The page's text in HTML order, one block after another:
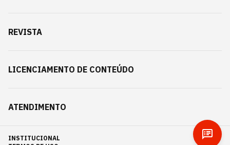
REVISTA
LICENCIAMENTO DE CONTEÚDO
ATENDIMENTO
INSTITUCIONAL